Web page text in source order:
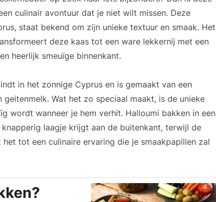
culinair avontuur dat je niet wilt missen. Deze
staat bekend om zijn unieke textuur en smaak. Het
deze kaas tot een ware lekkernij met een
heerlijk smeuïge binnenkant.
in het zonnige Cyprus en is gemaakt van een
Wat het zo speciaal maakt, is de unieke
wordt wanneer je hem verhit. Halloumi bakken in een
laagje krijgt aan de buitenkant, terwijl de
tot een culinaire ervaring die je smaakpapillen zal